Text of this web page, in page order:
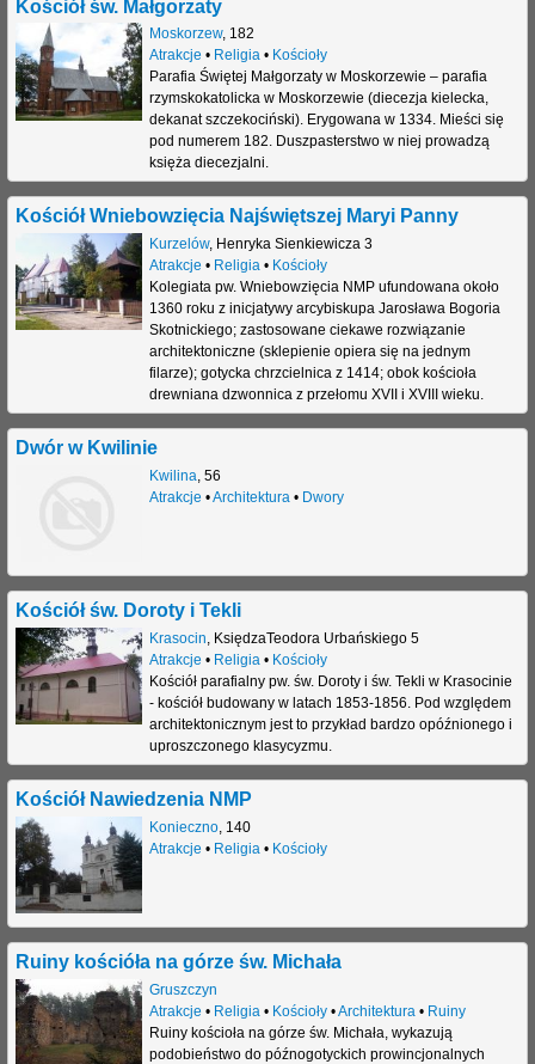
Kościół św. Małgorzaty
Moskorzew, 182
Atrakcje • Religia• Kościoły
Parafia Świętej Małgorzaty w Moskorzewie – parafia
rzymskokatolicka w Moskorzewie (diecezja kielecka,
dekanat szczekociński). Erygowana w 1334. Mieści się
pod numerem 182. Duszpasterstwo w niej prowadzą
księża diecezjalni.
Kościół Wniebowzięcia Najświętszej Maryi Panny
Kurzelów, Henryka Sienkiewicza 3
Atrakcje • Religia• Kościoły
Kolegiata pw. Wniebowzięcia NMP ufundowana około
1360 roku z inicjatywy arcybiskupa Jarosława Bogoria
Skotnickiego; zastosowane ciekawe rozwiązanie
architektoniczne (sklepienie opiera się na jednym
filarze); gotycka chrzcielnica z 1414; obok kościoła
drewniana dzwonnica z przełomu XVII i XVIII wieku.
Dwór w Kwilinie
Kwilina, 56
Atrakcje •Architektura• Dwory
Kościół św. Doroty i Tekli
Krasocin, KsiędzaTeodora Urbańskiego 5
Atrakcje • Religia• Kościoły
Kościół parafialny pw. św. Doroty i św. Tekli w Krasocinie
- kościół budowany w latach 1853-1856. Pod względem
architektonicznym jest to przykład bardzo opóźnionego i
uproszczonego klasycyzmu.
Kościół Nawiedzenia NMP
Konieczno, 140
Atrakcje • Religia• Kościoły
Ruiny kościóła na górze św. Michała
Gruszczyn
Atrakcje • Religia• Kościoły•Architektura• Ruiny
Ruiny kościoła na górze św. Michała, wykazują
podobieństwo do późnogotyckich prowincjonalnych